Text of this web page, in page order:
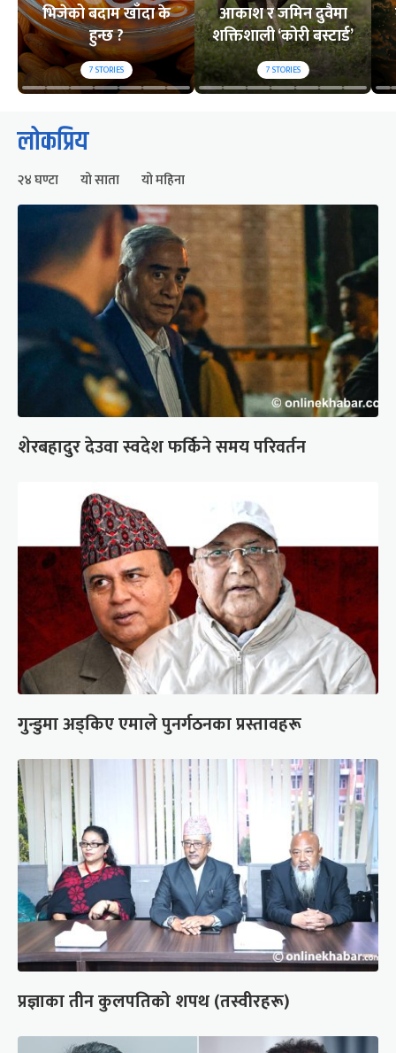
भिजेको बदाम खाँदा के
हुन्छ ?
7STORIES
आकाश र जमिन दुवैमा
शक्तिशाली ‘कोरी बस्टार्ड’
7STORIES
लोकप्रिय
२४ घण्टा यो साता यो महिना
शेरबहादुर देउवा स्वदेश फर्किने समय परिवर्तन
गुन्डुमा अड्किए एमाले पुनर्गठनका प्रस्तावहरू
प्रज्ञाका तीन कुलपतिको शपथ (तस्वीरहरू)